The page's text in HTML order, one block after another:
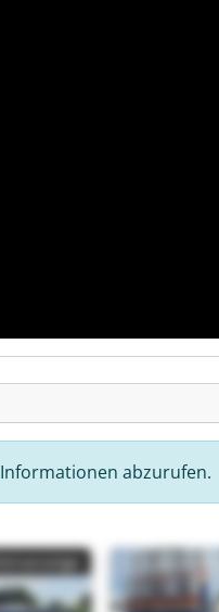
abzurufen.